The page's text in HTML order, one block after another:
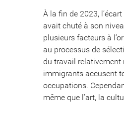
À la fin de 2023,
avait chuté à son
plusieurs facteurs à
au processus de
du travail relativement
immigrants accusent
occupations.
même que l’art, la